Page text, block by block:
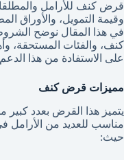
قرض كنف للأرامل
وقيمة التمويل، والأوراق
في هذا المقال نوضح
كنف، والفئات المستحقة،
على الاستفادة من هذا
مميزات قرض كنف
يتميز هذا القرض بعدد كبير
مناسب للعديد من الأرامل
حيث: